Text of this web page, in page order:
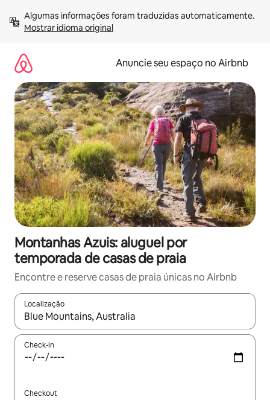
para
Mostrar idioma original
Anuncie seu espaço no Airbnb
Montanhas Azuis: aluguel por
temporada de casas de praia
Encontre e reserve casas de praia únicas no Airbnb
Localização
Quando os resultados estiverem disponíveis, explore-os
Check-in
Checkout